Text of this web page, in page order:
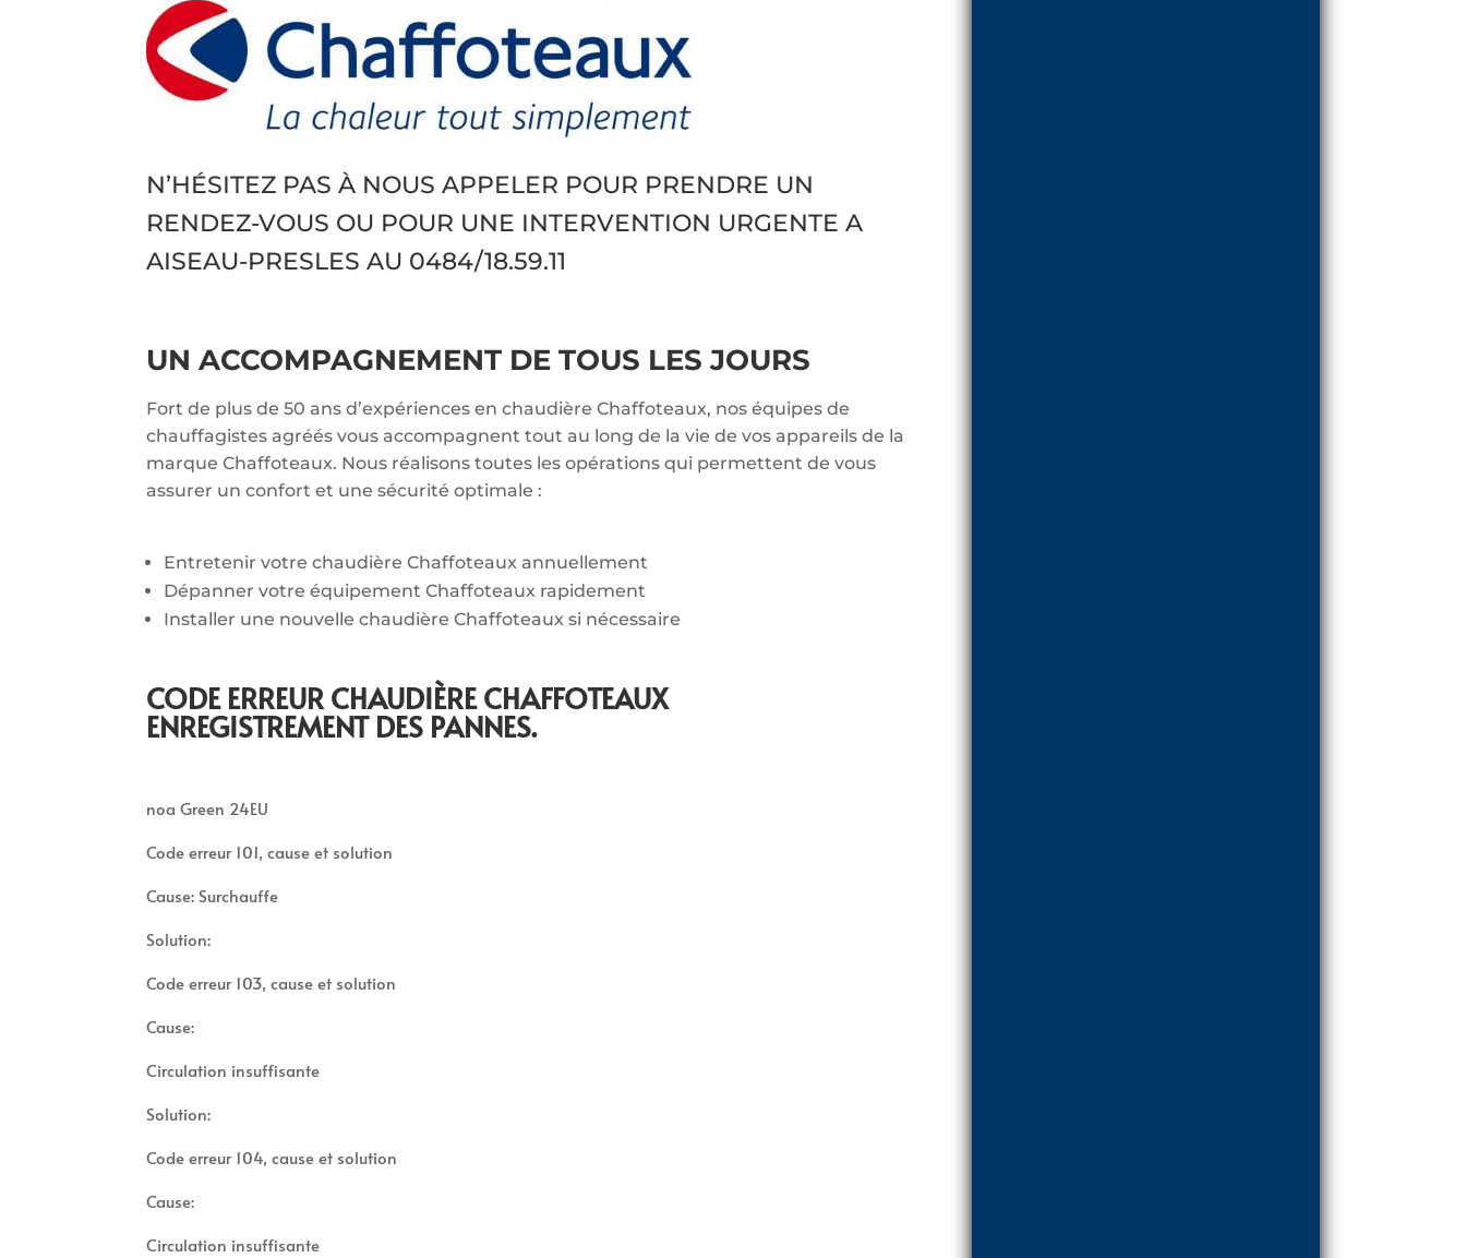
N’HÉSITEZ PAS À NOUS APPELER POUR PRENDRE UN
RENDEZ-VOUS OU POUR UNE INTERVENTION URGENTE A
AISEAU-PRESLES AU 0484/18.59.11
UN ACCOMPAGNEMENT DE TOUS LES JOURS
Fort de plus de 50 ans d’expériences en chaudière Chaffoteaux, nos équipes de
chauffagistes agréés vous accompagnent tout au long de la vie de vos appareils de la
marque Chaffoteaux. Nous réalisons toutes les opérations qui permettent de vous
assurer un confort et une sécurité optimale :
Entretenir votre chaudière Chaffoteaux annuellement
Dépanner votre équipement Chaffoteaux rapidement
Installer une nouvelle chaudière Chaffoteaux si nécessaire
CODE ERREUR CHAUDIÈRE CHAFFOTEAUX
ENREGISTREMENT DES PANNES.
noa Green 24EU
Code erreur 101, cause et solution
Cause: Surchauffe
Solution:
Code erreur 103, cause et solution
Cause:
Circulation insuffisante
Solution:
Code erreur 104, cause et solution
Cause:
Circulation insuffisante